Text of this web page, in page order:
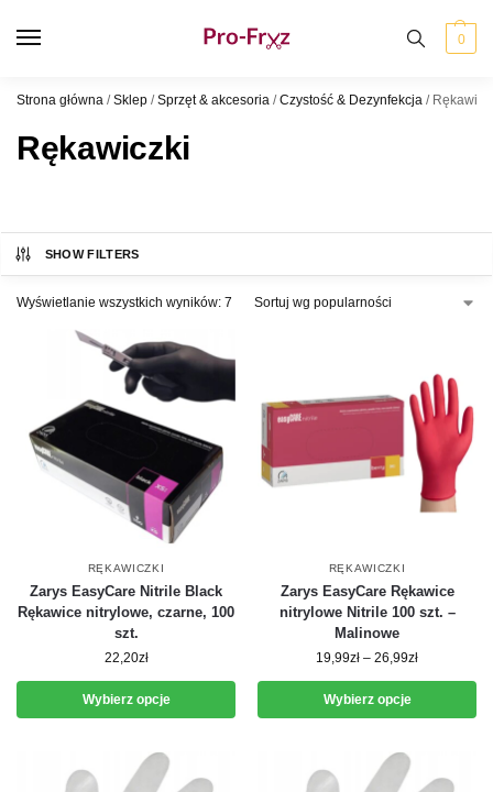
0
Strona główna /Sklep /Sprzęt & akcesoria /Czystość & Dezynfekcja /
Rękawiczki
SHOW FILTERS
Wyświetlanie wszystkich wyników: 7
RĘKAWICZKI
Zarys EasyCare Nitrile Black
Rękawice nitrylowe, czarne, 100
szt.
22,20zł
Wybierz opcje
RĘKAWICZKI
Zarys EasyCare Rękawice
nitrylowe Nitrile 100 szt. –
Malinowe
19,99zł – 26,99zł
Wybierz opcje